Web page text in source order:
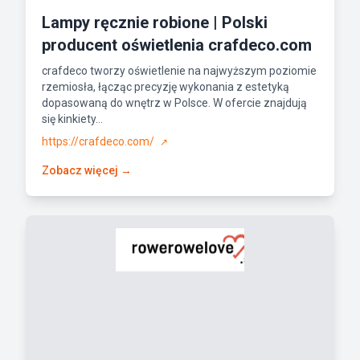
Lampy ręcznie robione | Polski
producent oświetlenia crafdeco.com
crafdeco tworzy oświetlenie na najwyższym poziomie
rzemiosła, łącząc precyzję wykonania z estetyką
dopasowaną do wnętrz w Polsce. W ofercie znajdują
się kinkiety...
https://crafdeco.com/
↗
Zobacz więcej →